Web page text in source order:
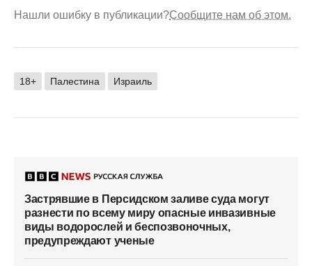
Нашли ошибку в публикации?Сообщите нам об этом.
18+ Палестина Израиль
Застрявшие в Персидском заливе суда могут
разнести по всему миру опасные инвазивные
виды водорослей и беспозвоночных,
предупреждают ученые